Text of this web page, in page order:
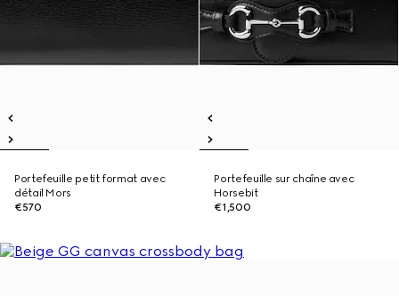
Portefeuille petit format avec
détail Mors
€570
Portefeuille sur chaîne avec
Horsebit
€1,500